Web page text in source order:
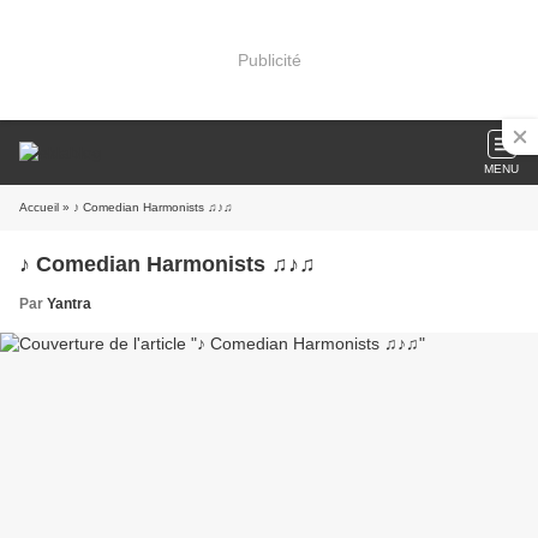
Publicité
MENU
Accueil » ♪ Comedian Harmonists ♫♪♫
♪ Comedian Harmonists ♫♪♫
Par Yantra